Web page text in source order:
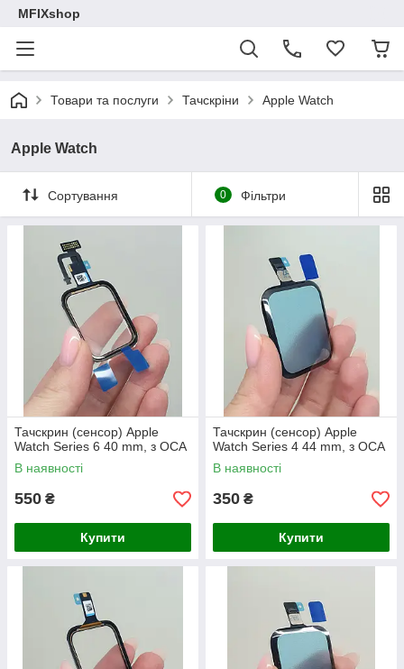
MFIXshop
Товари та послуги Тачскріни Apple Watch
Apple Watch
Сортування 0 Фільтри
Тачскрин (сенсор) Apple
Watch Series 6 40 mm, з ОСА
В наявності
550 ₴
Купити
Тачскрин (сенсор) Apple
Watch Series 4 44 mm, з OCA
В наявності
350 ₴
Купити